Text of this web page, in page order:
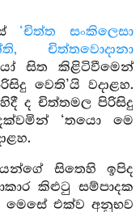
‘චිත්ත සංකිලෙසා
චිත්තවොදානා
සිත කිළිටිවීමෙන්
වෙති’යි වදාළහ.
ද චිත්තමල පිරිසිදු
‘තයො මෙ
සිතෙහි ඉපිද
කිළුටු සම්පාදක
එක්ව අනුභව